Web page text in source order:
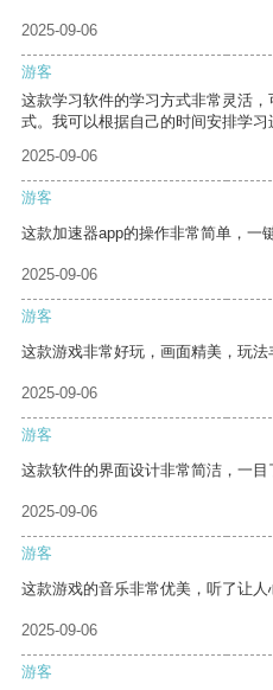
2025-09-06
游客
这款学习软件的学习方式非常灵活
式。我可以根据自己的时间安排学习
2025-09-06
游客
这款加速器app的操作非常简单，一
2025-09-06
游客
这款游戏非常好玩，画面精美，玩法
2025-09-06
游客
这款软件的界面设计非常简洁，一目
2025-09-06
游客
这款游戏的音乐非常优美，听了让人
2025-09-06
游客